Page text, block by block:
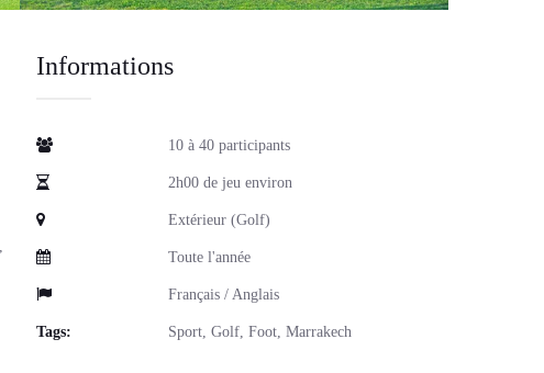
Informations
10 à 40 participants
2h00 de jeu environ
Extérieur (Golf)
Toute l'année
Français / Anglais
Tags: Sport, Golf, Foot, Marrakech